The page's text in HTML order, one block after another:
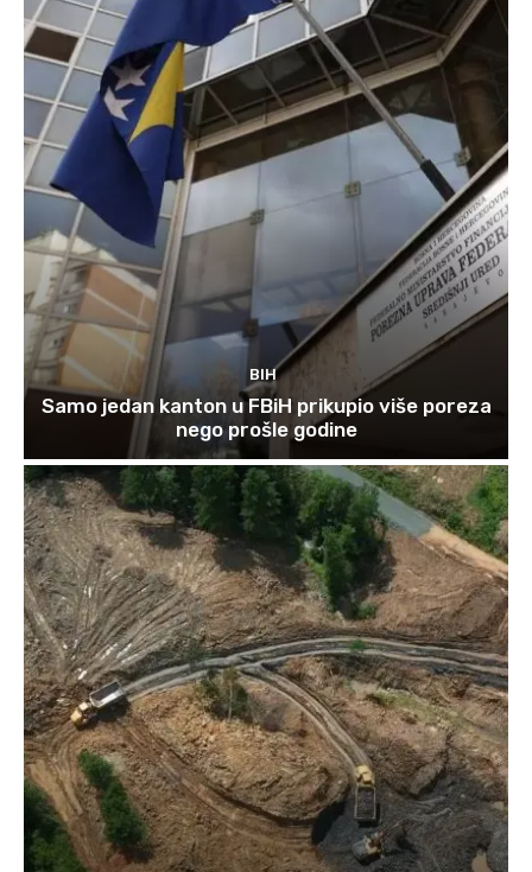
BIH
Samo jedan kanton u FBiH prikupio više poreza
nego prošle godine